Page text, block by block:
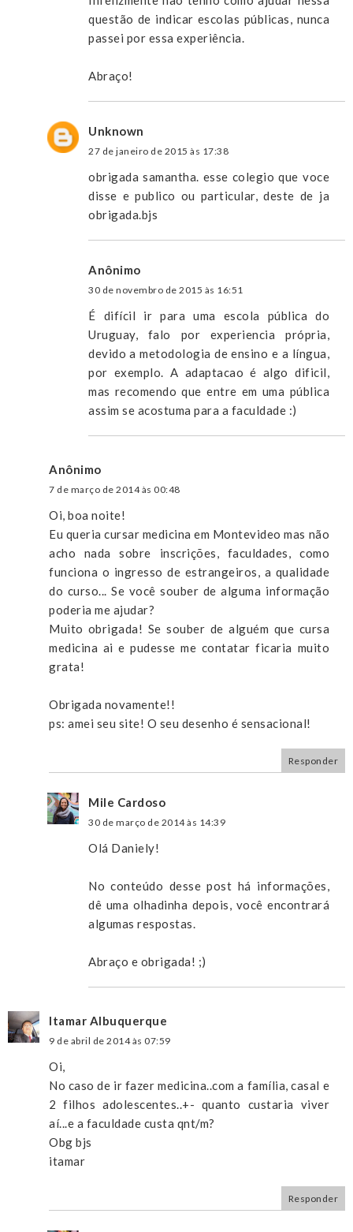
questão de indicar escolas públicas, nunca
passei por essa experiência.
Abraço!
Unknown
27 de janeiro de 2015 às 17:38
obrigada samantha. esse colegio que voce
disse e publico ou particular, deste de ja
obrigada.bjs
Anônimo
30 de novembro de 2015 às 16:51
É difícil ir para uma escola pública do
Uruguay, falo por experiencia própria,
devido a metodologia de ensino e a língua,
por exemplo. A adaptacao é algo dificil,
mas recomendo que entre em uma pública
assim se acostuma para a faculdade :)
Anônimo
7 de março de 2014 às 00:48
Oi, boa noite!
Eu queria cursar medicina em Montevideo mas não
acho nada sobre inscrições, faculdades, como
funciona o ingresso de estrangeiros, a qualidade
do curso... Se você souber de alguma informação
poderia me ajudar?
Muito obrigada! Se souber de alguém que cursa
medicina ai e pudesse me contatar ficaria muito
grata!
Obrigada novamente!!
ps: amei seu site! O seu desenho é sensacional!
Responder
Mile Cardoso
30 de março de 2014 às 14:39
Olá Daniely!
No conteúdo desse post há informações,
dê uma olhadinha depois, você encontrará
algumas respostas.
Abraço e obrigada! ;)
Itamar Albuquerque
9 de abril de 2014 às 07:59
Oi,
No caso de ir fazer medicina..com a família, casal e
2 filhos adolescentes..+- quanto custaria viver
aí...e a faculdade custa qnt/m?
Obg bjs
itamar
Responder